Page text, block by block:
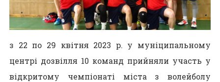
з 22 по 29 квітня 2023 р. у муніципальному
центрі дозвілля 10 команд прийняли участь у
відкритому чемпіонаті міста з волейболу